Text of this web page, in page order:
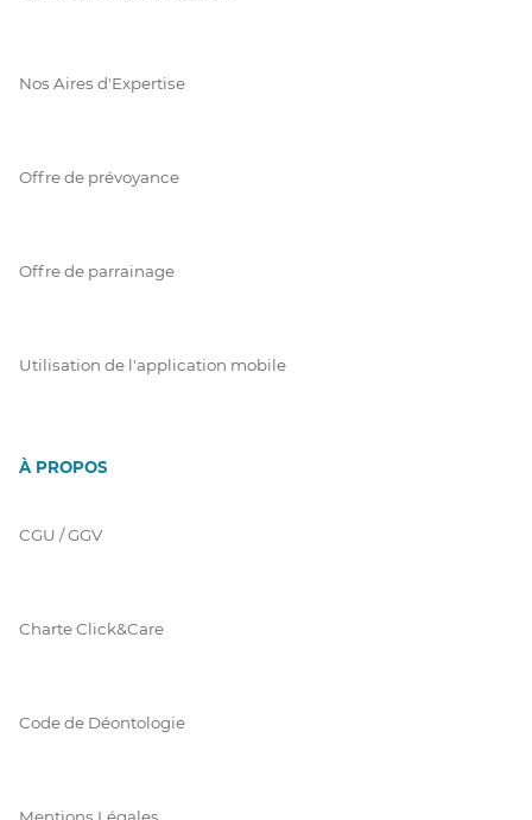
Nos Aires d'Expertise
Offre de prévoyance
Offre de parrainage
Utilisation de l'application mobile
À PROPOS
CGU / GGV
Charte Click&Care
Code de Déontologie